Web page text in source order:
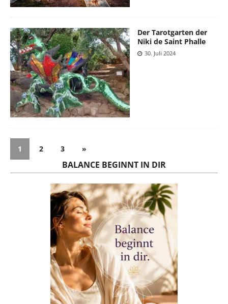
Der Tarotgarten der
Niki de Saint Phalle
30. Juli 2024
1 2 3 »
BALANCE BEGINNT IN DIR